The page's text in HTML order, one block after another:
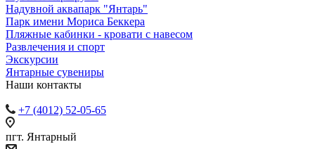
Надувной аквапарк "Янтарь"
Парк имени Мориса Беккера
Пляжные кабинки - кровати с навесом
Развлечения и спорт
Экскурсии
Янтарные сувениры
Наши контакты
+7 (4012) 52-05-65
пгт. Янтарный